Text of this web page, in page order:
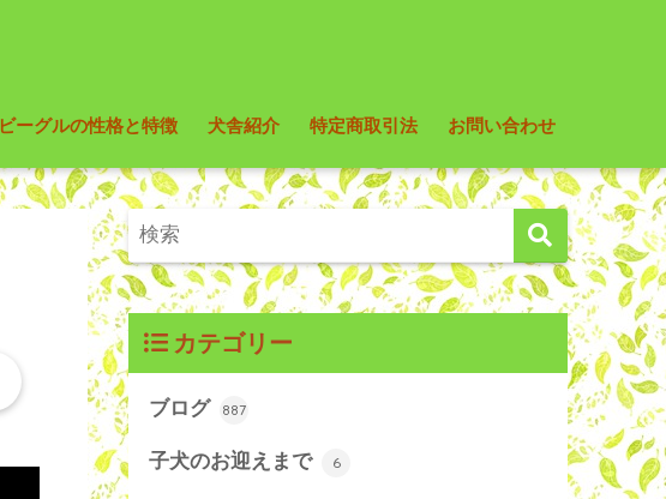
ビーグルの性格と特徴 犬舎紹介 特定商取引法 お問い合わせ
カテゴリー
ブログ 887
子犬のお迎えまで 6